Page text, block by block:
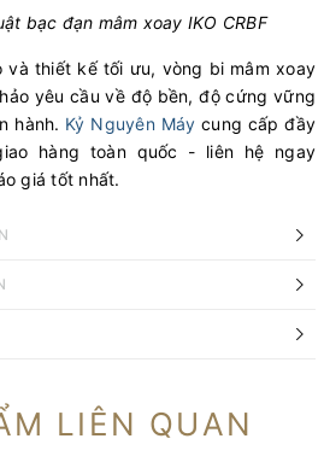
bạc đạn mâm xoay IKO CRBF
và thiết kế tối ưu, vòng bi mâm xoay
yêu cầu về độ bền, độ cứng vững
hành. Kỷ Nguyên Máy cung cấp đầy
hàng toàn quốc - liên hệ ngay
giá tốt nhất.
LIÊN QUAN